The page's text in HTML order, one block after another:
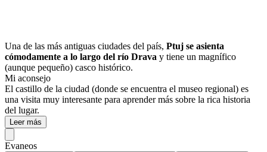
Una de las más antiguas ciudades del país, Ptuj se asienta
cómodamente a lo largo del río Drava y tiene un magnífico
(aunque pequeño) casco histórico.
Mi aconsejo
El castillo de la ciudad (donde se encuentra el museo regional) es
una visita muy interesante para aprender más sobre la rica historia
del lugar.
Leer más
Evaneos